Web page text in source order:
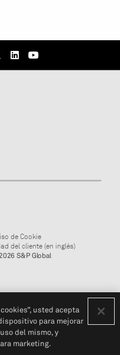
de Cookie
del cliente (en inglés)
S&P Global
usted acepta
para mejorar
del mismo, y
marketing.